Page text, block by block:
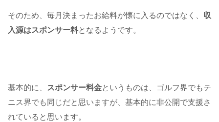
そのため、毎月決まったお給料が懐に入るのではなく、 収
入源はスポンサー料となるようです。
基本的に、 スポンサー料金というものは、ゴルフ界でもテ
ニス界でも同じだと思いますが、基本的に非公開で支援さ
れていると思います。